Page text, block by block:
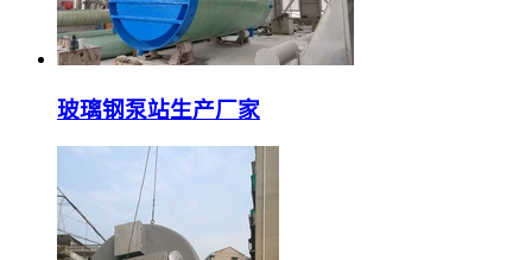
玻璃钢泵站生产厂家